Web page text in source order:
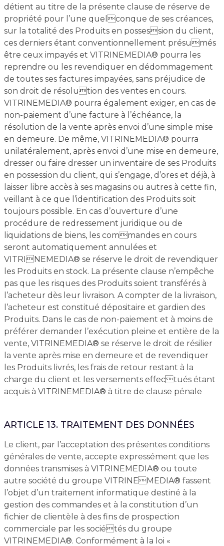
détient au titre de la présente clause de réserve de
propriété pour l’une quelconque de ses créances,
sur la totalité des Produits en possession du client,
ces derniers étant conventionnellement présumés
être ceux impayés et VITRINEMEDIA® pourra les
reprendre ou les revendiquer en dédommagement
de toutes ses factures impayées, sans préjudice de
son droit de résolution des ventes en cours.
VITRINEMEDIA® pourra également exiger, en cas de
non-paiement d’une facture à l’échéance, la
résolution de la vente après envoi d’une simple mise
en demeure. De même, VITRINEMEDIA® pourra
unilatéralement, après envoi d’une mise en demeure,
dresser ou faire dresser un inventaire de ses Produits
en possession du client, qui s’engage, d’ores et déjà, à
laisser libre accès à ses magasins ou autres à cette fin,
veillant à ce que l’identification des Produits soit
toujours possible. En cas d’ouverture d’une
procédure de redressement juridique ou de
liquidations de biens, les commandes en cours
seront automatiquement annulées et
VITRINEMEDIA® se réserve le droit de revendiquer
les Produits en stock. La présente clause n’empêche
pas que les risques des Produits soient transférés à
l’acheteur dès leur livraison. A compter de la livraison,
l’acheteur est constitué dépositaire et gardien des
Produits. Dans le cas de non-paiement et à moins de
préférer demander l’exécution pleine et entière de la
vente, VITRINEMEDIA® se réserve le droit de résilier
la vente après mise en demeure et de revendiquer
les Produits livrés, les frais de retour restant à la
charge du client et les versements effectués étant
acquis à VITRINEMEDIA® à titre de clause pénale
ARTICLE 13. TRAITEMENT DES DONNÉES
Le client, par l’acceptation des présentes conditions
générales de vente, accepte expressément que les
données transmises à VITRINEMEDIA® ou toute
autre société du groupe VITRINEMEDIA® fassent
l’objet d’un traitement informatique destiné à la
gestion des commandes et à la constitution d’un
fichier de clientèle à des fins de prospection
commerciale par les sociétés du groupe
VITRINEMEDIA®. Conformément à la loi «